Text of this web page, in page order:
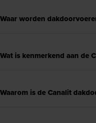
Waar worden
Wat is kenmerkend aan de
Waarom is de Canalit